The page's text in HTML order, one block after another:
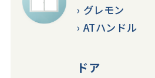
グレモン
ATハンドル
ドア